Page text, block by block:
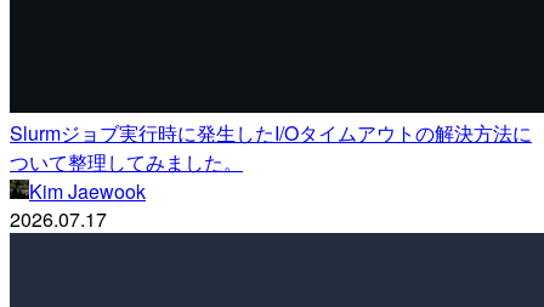
Slurmジョブ実行時に発生したI/Oタイムアウトの解決方法に
ついて整理してみました。
Kim Jaewook
2026.07.17